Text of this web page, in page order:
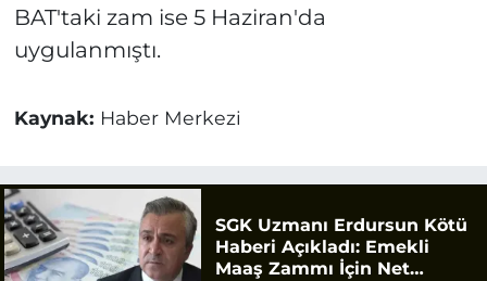
BAT'taki zam ise 5 Haziran'da
uygulanmıştı.
Kaynak: Haber Merkezi
SGK Uzmanı Erdursun Kötü
Haberi Açıkladı: Emekli
Maaş Zammı İçin Net